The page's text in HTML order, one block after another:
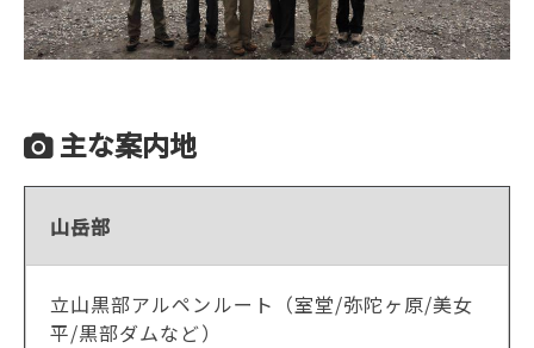
主な案内地
山岳部
立山黒部アルペンルート（室堂/弥陀ヶ原/美女
平/黒部ダムなど）